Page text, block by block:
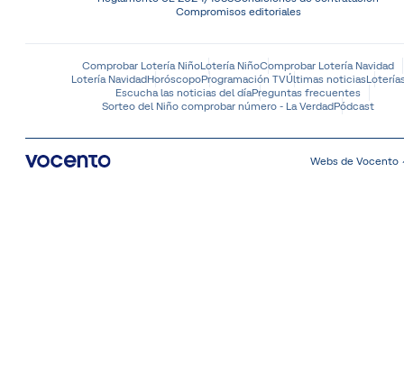
Compromisos editoriales
Comprobar Lotería NiñoLotería NiñoComprobar Lotería Navidad
Lotería NavidadHoróscopoProgramación TVÚltimas noticias
Escucha las noticias del díaPreguntas frecuentes
Sorteo del Niño comprobar número - La VerdadPódcast
Webs de Vocento